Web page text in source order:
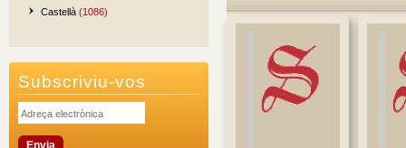
Castellà (1086)
Subscriviu-vos